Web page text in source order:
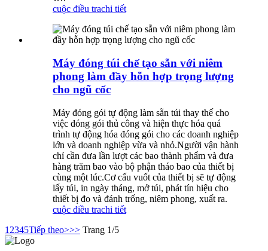
cuộc điều trachi tiết
Máy đóng túi chế tạo sẵn với niêm
phong làm đầy hỗn hợp trọng lượng
cho ngũ cốc
Máy đóng gói tự động làm sẵn túi thay thế cho
việc đóng gói thủ công và hiện thực hóa quá
trình tự động hóa đóng gói cho các doanh nghiệp
lớn và doanh nghiệp vừa và nhỏ.Người vận hành
chỉ cần đưa lần lượt các bao thành phẩm và đưa
hàng trăm bao vào bộ phận tháo bao của thiết bị
cùng một lúc.Cơ cấu vuốt của thiết bị sẽ tự động
lấy túi, in ngày tháng, mở túi, phát tín hiệu cho
thiết bị đo và đánh trống, niêm phong, xuất ra.
cuộc điều trachi tiết
1 2345Tiếp theo>>> Trang 1/5